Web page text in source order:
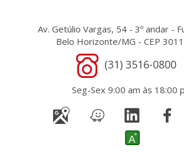
Av. Getúlio Vargas, 54 - 3º andar -
Belo Horizonte/MG - CEP
(31) 3516-0800
Seg-Sex 9:00 am às 18:00
A+